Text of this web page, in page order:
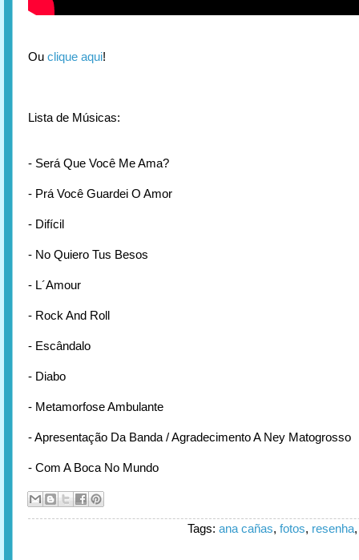
Ou clique aqui!
Lista de Músicas:
- Será Que Você Me Ama?
- Prá Você Guardei O Amor
- Difícil
- No Quiero Tus Besos
- L´Amour
- Rock And Roll
- Escândalo
- Diabo
- Metamorfose Ambulante
- Apresentação Da Banda / Agradecimento A Ney Matogrosso
- Com A Boca No Mundo
Tags: ana cañas, fotos, resenha